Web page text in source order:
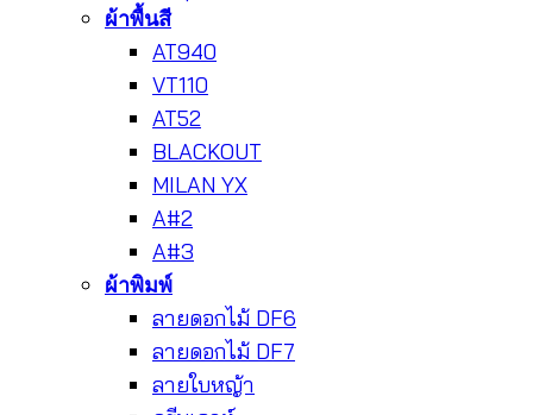
ผ้าพื้นสี
AT940
VT110
AT52
BLACKOUT
MILAN YX
A#2
A#3
ผ้าพิมพ์
ลายดอกไม้ DF6
ลายดอกไม้ DF7
ลายใบหญ้า